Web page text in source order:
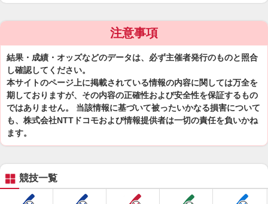
注意事項
結果・成績・オッズなどのデータは、必ず主催者発行のものと照合
し確認してください。
本サイトのページ上に掲載されている情報の内容に関しては万全を
期しておりますが、その内容の正確性および安全性を保証するもの
ではありません。 当該情報に基づいて被ったいかなる損害について
も、株式会社NTTドコモおよび情報提供者は一切の責任を負いかね
ます。
競技一覧